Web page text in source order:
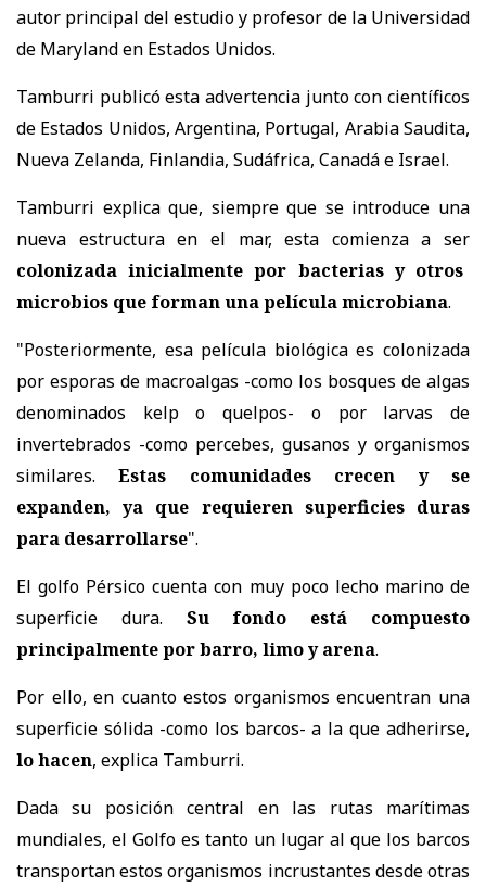
autor principal del estudio y profesor de la Universidad
de Maryland en Estados Unidos.
Tamburri publicó esta advertencia junto con científicos
de Estados Unidos, Argentina, Portugal, Arabia Saudita,
Nueva Zelanda, Finlandia, Sudáfrica, Canadá e Israel.
Tamburri explica que, siempre que se introduce una
nueva estructura en el mar, esta comienza a ser
colonizada inicialmente por bacterias y otros
microbios que forman una película microbiana.
"Posteriormente, esa película biológica es colonizada
por esporas de macroalgas -como los bosques de algas
denominados kelp o quelpos- o por larvas de
invertebrados -como percebes, gusanos y organismos
similares.Estas comunidades crecen y se
expanden, ya que requieren superficies duras
para desarrollarse".
El golfo Pérsico cuenta con muy poco lecho marino de
superficie dura. Su fondo está compuesto
principalmente por barro, limo y arena.
Por ello, en cuanto estos organismos encuentran una
superficie sólida -como los barcos- a la que adherirse,
lo hacen, explica Tamburri.
Dada su posición central en las rutas marítimas
mundiales, el Golfo es tanto un lugar al que los barcos
transportan estos organismos incrustantes desde otras